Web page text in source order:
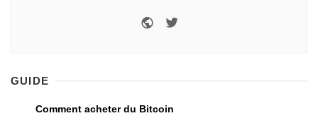
GUIDE
Comment acheter du Bitcoin